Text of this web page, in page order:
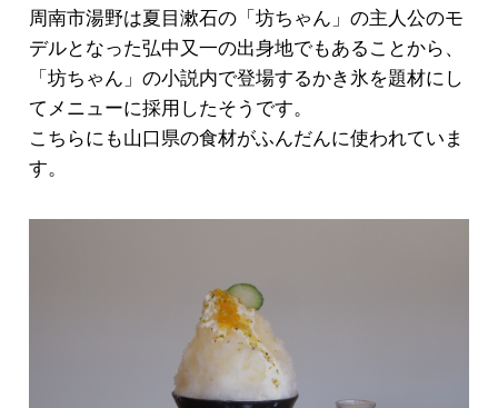
周南市湯野は夏目漱石の「坊ちゃん」の主人公のモ
デルとなった弘中又一の出身地でもあることから、
「坊ちゃん」の小説内で登場するかき氷を題材にし
てメニューに採用したそうです。
こちらにも山口県の食材がふんだんに使われていま
す。